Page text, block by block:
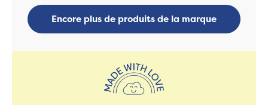
Encore plus de produits de la marque